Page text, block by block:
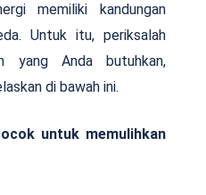
memiliki kandungan
Untuk itu, periksalah
yang Anda butuhkan,
di bawah ini.
untuk memulihkan